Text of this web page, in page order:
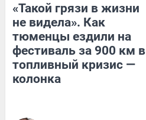
«Такой грязи в жизни
не видела». Как
тюменцы ездили на
фестиваль за 900 км в
топливный кризис —
колонка